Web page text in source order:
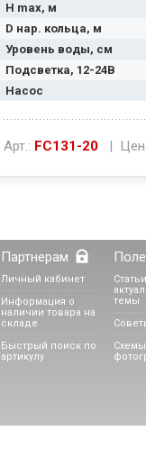
H max, м
D нар. кольца, м
Уровень воды, см
Подсветка, 12-24В
Насос
Арт.: FC131-20 |
Партнерам
Личный кабинет
Информация о
наличии товара на
складе
Быстрый поиск по
артикулу
темы